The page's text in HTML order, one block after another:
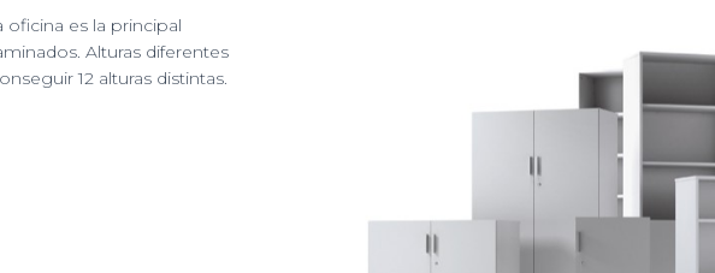
oficina es la principal
Alturas diferentes
12 alturas distintas.